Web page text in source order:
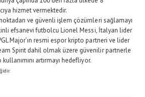
hizmet vermektedir.
ve güvenli işlem çözümleri sağlamayı
efsanevi futbolcu Lionel Messi, İtalyan lider
Major’ın resmi espor kripto partneri ve lider
Spirit dahil olmak üzere güvenilir partnerle
artırmayı hedefliyor.